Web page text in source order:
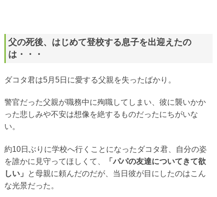
父の死後、はじめて登校する息子を出迎えたの
は・・・
ダコタ君は5月5日に愛する父親を失ったばかり。
警官だった父親が職務中に殉職してしまい、彼に襲いかか
った悲しみや不安は想像を絶するものだったにちがいな
い。
約10日ぶりに学校へ行くことになったダコタ君、自分の姿
を誰かに見守ってほしくて、
「パパの友達についてきて欲
しい」
と母親に頼んだのだが、当日彼が目にしたのはこん
な光景だった。